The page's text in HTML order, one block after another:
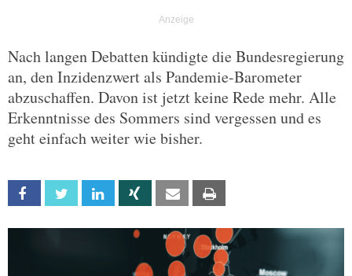
Nach langen Debatten kündigte die Bundesregierung
an, den Inzidenzwert als Pandemie-Barometer
abzuschaffen. Davon ist jetzt keine Rede mehr. Alle
Erkenntnisse des Sommers sind vergessen und es
geht einfach weiter wie bisher.
Facebook Twitter Linkedin Xing Email